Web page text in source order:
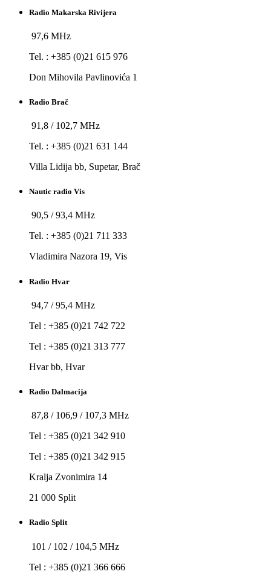
Radio Makarska Rivijera
97,6 MHz
Tel. : +385 (0)21 615 976
Don Mihovila Pavlinovića 1
Radio Brač
91,8 / 102,7 MHz
Tel. : +385 (0)21 631 144
Villa Lidija bb, Supetar, Brač
Nautic radio Vis
90,5 / 93,4 MHz
Tel. : +385 (0)21 711 333
Vladimira Nazora 19, Vis
Radio Hvar
94,7 / 95,4 MHz
Tel : +385 (0)21 742 722
Tel : +385 (0)21 313 777
Hvar bb, Hvar
Radio Dalmacija
87,8 / 106,9 / 107,3 MHz
Tel : +385 (0)21 342 910
Tel : +385 (0)21 342 915
Kralja Zvonimira 14
21 000 Split
Radio Split
101 / 102 / 104,5 MHz
Tel : +385 (0)21 366 666